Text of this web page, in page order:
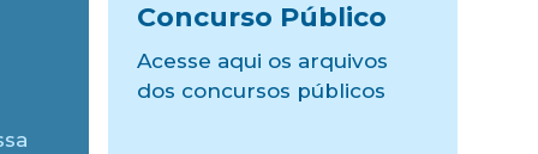
Concurso Público
Acesse aqui os arquivos
dos concursos públicos